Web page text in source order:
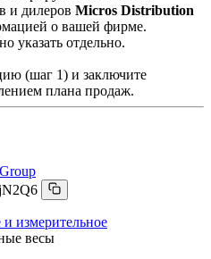
и дилеров Micros Distribution
о вашей фирме.
указать отдельно.
(шаг 1) и заключите
плана продаж.
и измерительное
весы